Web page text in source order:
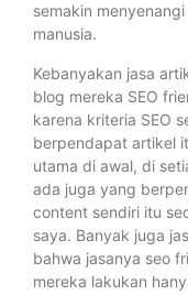
semakin
manusia.
Kebanyakan jasa
blog mereka SEO
karena kriteria SEO
berpendapat artikel
utama di awal, di
ada juga yang
content sendiri itu
saya. Banyak juga
bahwa jasanya seo
mereka lakukan